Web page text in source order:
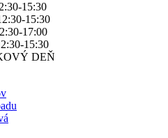
15:30
15:30
17:00
15:30
DEŇ